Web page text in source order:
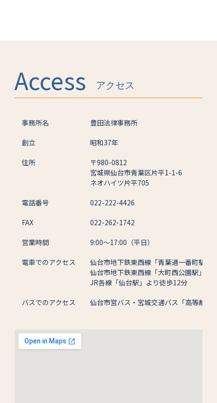
Access アクセス
事務所名 豊田法律事務所
創立 昭和37年
住所
〒980-0812
宮城県仙台市青葉区片平1-1-6
ネオハイツ片平705
電話番号 022-222-4426
FAX 022-262-1742
営業時間 9:00～17:00（平日）
電車でのアクセス
仙台市地下鉄東西線「青葉通一番町駅」
仙台市地下鉄東西線「大町西公園駅」よ
JR各線「仙台駅」より徒歩12分
バスでのアクセス 仙台市営バス・宮城交通バス「高等裁判